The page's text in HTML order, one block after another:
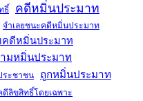
ธิ์ คดีหมิ่นประมาท
จำเลยชนะคดีหมิ่นประมาท
คดีหมิ่นประมาท
มหมิ่นประมาท
ระชาชน ถูกหมิ่นประมาท
ลิขสิทธิ์โดยเฉพาะ